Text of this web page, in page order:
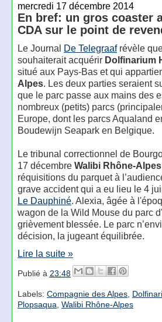
mercredi 17 décembre 2014
En bref: un gros coaster
CDA sur le point de
Le Journal De Telegraafrévèle
souhaiterait acquérir Dolfinarium
situé aux Pays-Bas et qui
Alpes. Les deux parties seraient
que le parc passe aux mains des
nombreux (petits) parcs
Europe, dont les parcs Aqualand
Boudewijn Seapark en Belgique.
Le tribunal correctionnel de
17 décembre Walibi Rhône-Alpes
réquisitions du parquet à
grave accident qui a eu lieu le 4
Le Dauphiné. Alexia, âgée à
wagon de la Wild Mouse du parc
grièvement blessée. Le parc
décision, la jugeant équilibrée.
Lire la suite »
Publié à 23:48
Labels: Compagnie des Alpes,
Plopsaqua Walibi Rhône-Alpes